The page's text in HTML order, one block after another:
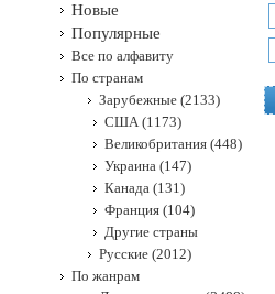
Новые
Популярные
Все по алфавиту
По странам
Зарубежные (2133)
США (1173)
Великобритания (448)
Украина (147)
Канада (131)
Франция (104)
Другие страны
Русские (2012)
По жанрам